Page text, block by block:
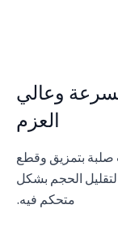
وعالي
العزم
صلبة بتمزيق وقطع
الحجم بشكل
متحكم فيه.